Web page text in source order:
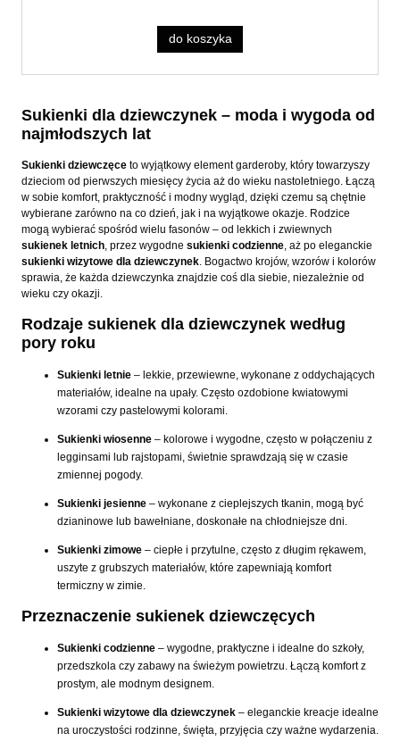
do koszyka
Sukienki dla dziewczynek – moda i wygoda od
najmłodszych lat
Sukienki dziewczęce to wyjątkowy element garderoby, który towarzyszy
dzieciom od pierwszych miesięcy życia aż do wieku nastoletniego. Łączą
w sobie komfort, praktyczność i modny wygląd, dzięki czemu są chętnie
wybierane zarówno na co dzień, jak i na wyjątkowe okazje. Rodzice
mogą wybierać spośród wielu fasonów – od lekkich i zwiewnych
sukienek letnich , przez wygodne sukienki codzienne , aż po eleganckie
sukienki wizytowe dla dziewczynek . Bogactwo krojów, wzorów i kolorów
sprawia, że każda dziewczynka znajdzie coś dla siebie, niezależnie od
wieku czy okazji.
Rodzaje sukienek dla dziewczynek według
pory roku
Sukienki letnie – lekkie, przewiewne, wykonane z oddychających
materiałów, idealne na upały. Często ozdobione kwiatowymi
wzorami czy pastelowymi kolorami.
Sukienki wiosenne – kolorowe i wygodne, często w połączeniu z
legginsami lub rajstopami, świetnie sprawdzają się w czasie
zmiennej pogody.
Sukienki jesienne – wykonane z cieplejszych tkanin, mogą być
dzianinowe lub bawełniane, doskonałe na chłodniejsze dni.
Sukienki zimowe – ciepłe i przytulne, często z długim rękawem,
uszyte z grubszych materiałów, które zapewniają komfort
termiczny w zimie.
Przeznaczenie sukienek dziewczęcych
Sukienki codzienne – wygodne, praktyczne i idealne do szkoły,
przedszkola czy zabawy na świeżym powietrzu. Łączą komfort z
prostym, ale modnym designem.
Sukienki wizytowe dla dziewczynek – eleganckie kreacje idealne
na uroczystości rodzinne, święta, przyjęcia czy ważne wydarzenia.